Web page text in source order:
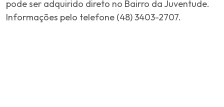
pode ser adquirido direto no Bairro da Juventude.
Informações pelo telefone (48) 3403-2707.